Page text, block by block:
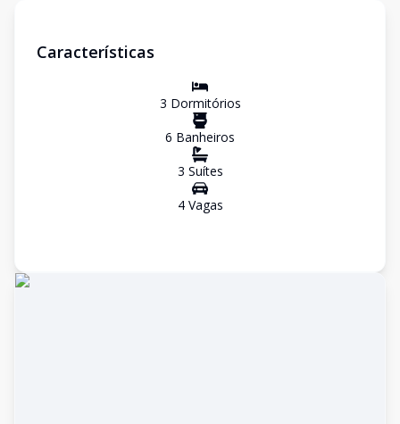
Características
3 Dormitórios
6 Banheiros
3 Suítes
4Vagas